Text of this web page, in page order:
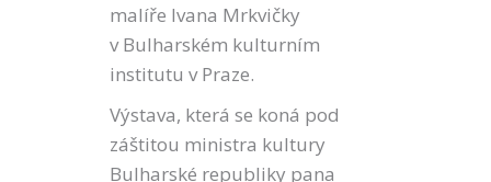
malíře Ivana Mrkvičky
v Bulharském kulturním
institutu v Praze.
Výstava, která se koná pod
záštitou ministra kultury
Bulharské republiky pana